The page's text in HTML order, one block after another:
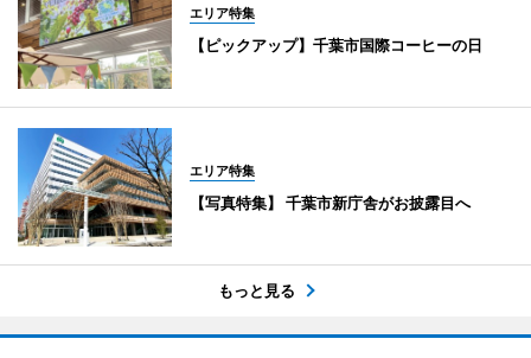
エリア特集
【ピックアップ】千葉市国際コーヒーの日
エリア特集
【写真特集】 千葉市新庁舎がお披露目へ
もっと見る